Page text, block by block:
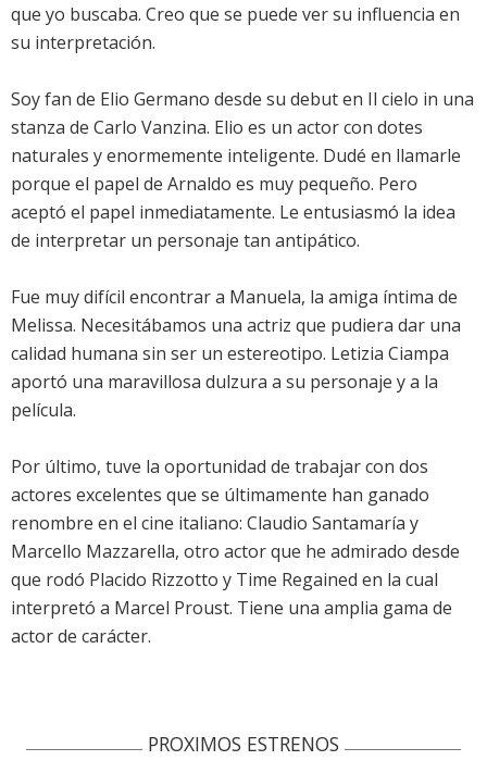
que yo buscaba. Creo que se puede ver su influencia en
su interpretación.
Soy fan de Elio Germano desde su debut en Il cielo in una
stanza de Carlo Vanzina. Elio es un actor con dotes
naturales y enormemente inteligente. Dudé en llamarle
porque el papel de Arnaldo es muy pequeño. Pero
aceptó el papel inmediatamente. Le entusiasmó la idea
de interpretar un personaje tan antipático.
Fue muy difícil encontrar a Manuela, la amiga íntima de
Melissa. Necesitábamos una actriz que pudiera dar una
calidad humana sin ser un estereotipo. Letizia Ciampa
aportó una maravillosa dulzura a su personaje y a la
película.
Por último, tuve la oportunidad de trabajar con dos
actores excelentes que se últimamente han ganado
renombre en el cine italiano: Claudio Santamaría y
Marcello Mazzarella, otro actor que he admirado desde
que rodó Placido Rizzotto y Time Regained en la cual
interpretó a Marcel Proust. Tiene una amplia gama de
actor de carácter.
PROXIMOS ESTRENOS